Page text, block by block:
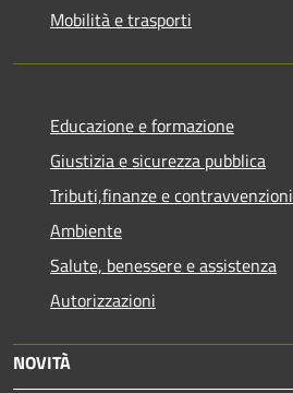
Mobilità e trasporti
Educazione e formazione
Giustizia e sicurezza pubblica
Tributi,finanze e contravvenzioni
Ambiente
Salute, benessere e assistenza
Autorizzazioni
NOVITÀ